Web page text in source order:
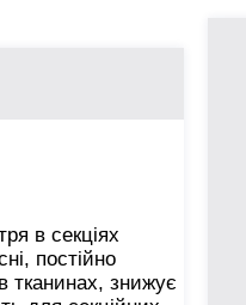
в секціях
постійно
тканинах, знижує